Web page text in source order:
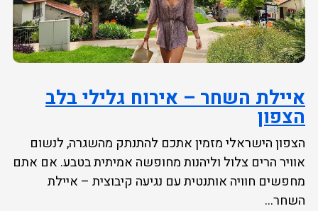
איילת השחר – אירוח גלילי בלב
הצפון
הצפון הישראלי מזמין אתכם להתנתק מהשגרה, לנשום
אוויר הרים צלול וליהנות מחופשה אמיתית בטבע. אם אתם
מחפשים חוויה אותנטית עם נגיעה קיבוצית – איילת
השחר...